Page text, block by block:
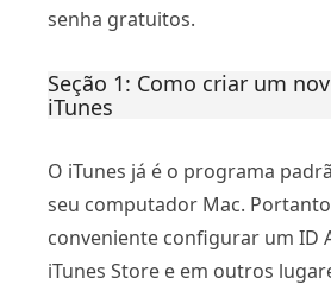
senha gratuitos.
Seção 1: Como criar um
iTunes
O iTunes já é o programa
seu computador Mac.
conveniente configurar um ID
iTunes Store e em outros